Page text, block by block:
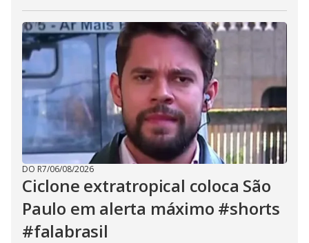
DO R7/06/08/2026
Ciclone extratropical coloca São
Paulo em alerta máximo #shorts
#falabrasil